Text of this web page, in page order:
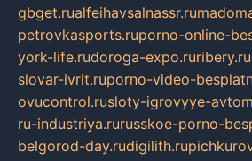
gbget.rualfeihavsalnassr.ru
petrovkasports.ruporno-online-
york-life.rudoroga-expo.ruribery.ru
slovar-ivrit.ruporno-video-
ovucontrol.rusloty-igrovyye-
ru-industriya.rurusskoe-porno-
belgorod-day.rudigilith.ru